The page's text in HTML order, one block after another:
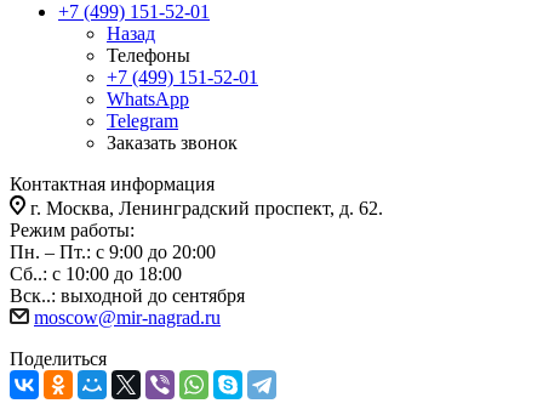
+7 (499) 151-52-01
Назад
Телефоны
+7 (499) 151-52-01
WhatsApp
Telegram
Заказать звонок
Контактная информация
г. Москва, Ленинградский проспект, д. 62.
Режим работы:
Пн. – Пт.: с 9:00 до 20:00
Сб..: с 10:00 до 18:00
Вск..: выходной до сентября
moscow@mir-nagrad.ru
Поделиться